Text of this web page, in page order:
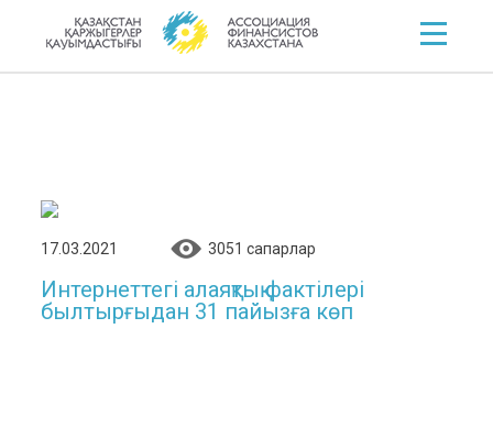
17.03.2021 3051 cапарлар
Интернеттегі алаяқтық фактілері
былтырғыдан 31 пайызға көп